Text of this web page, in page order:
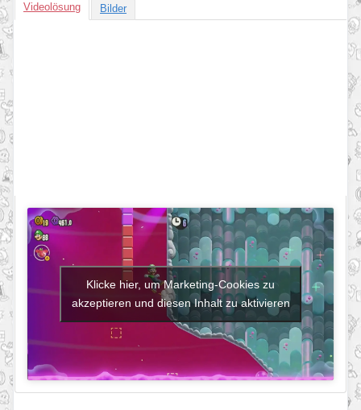
Videolösung Bilder
Klicke hier, um Marketing-Cookies zu
akzeptieren und diesen Inhalt zu aktivieren